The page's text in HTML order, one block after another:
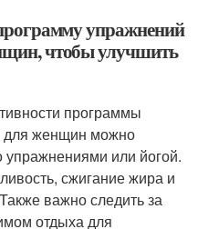
упражнений
чтобы улучшить
программы
для женщин можно
упражнениями или йогой.
сжигание жира и
важно следить за
отдыха для